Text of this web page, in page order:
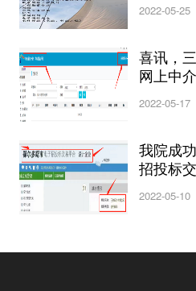
2022-05-25
喜讯，
网上中
2022-05-17
我院成
招投标
2022-05-10